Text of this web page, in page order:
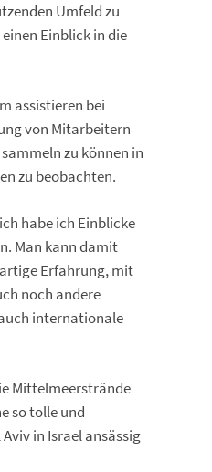
Umfeld zu
Einblick in die
assistieren bei
von Mitarbeitern
zu können in
zu beobachten.
habe ich Einblicke
Man kann damit
Erfahrung, mit
noch andere
internationale
Mittelmeerstrände
so tolle und
in Israel ansässig